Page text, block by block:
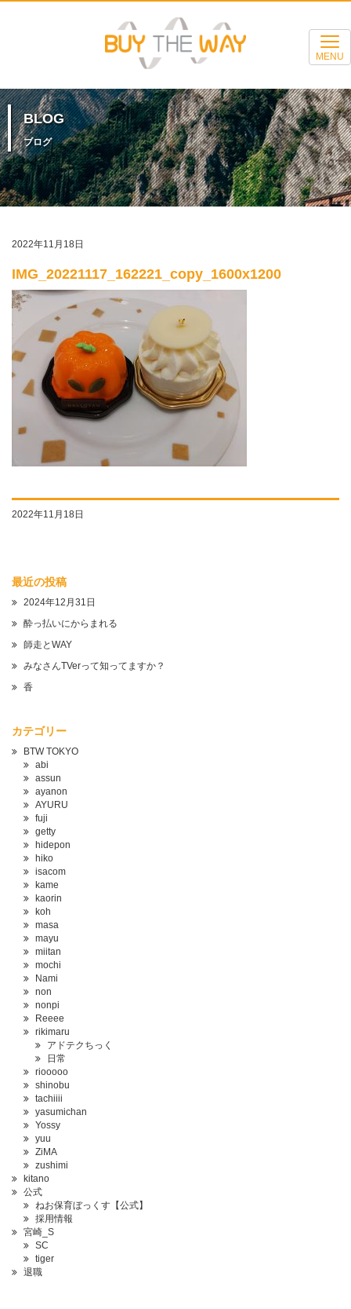
MENU
BLOG
ブログ
2022年11月18日
IMG_20221117_162221_copy_1600x1200
2022年11月18日
最近の投稿
2024年12月31日
酔っ払いにからまれる
師走とWAY
みなさんTVerって知ってますか？
香
カテゴリー
BTW TOKYO
abi
assun
ayanon
AYURU
fuji
getty
hidepon
hiko
isacom
kame
kaorin
koh
masa
mayu
miitan
mochi
Nami
non
nonpi
Reeee
rikimaru
アドテクちっく
日常
riooooo
shinobu
tachiiii
yasumichan
Yossy
yuu
ZiMA
zushimi
kitano
公式
ねお保育ぼっくす【公式】
採用情報
宮崎_S
SC
tiger
退職